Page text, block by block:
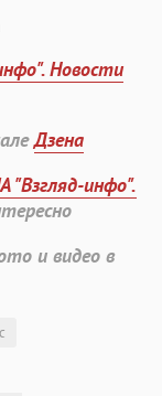
Новости
Дзена
"Взгляд-инфо".
и видео в